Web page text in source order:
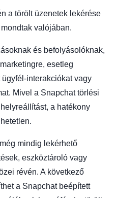
a törölt üzenetek lekérése
valójában.
és befolyásolóknak,
esetleg
interakciókat vagy
Mivel a Snapchat törlési
a hatékony
mindig lekérhető
eszköztároló vagy
révén. A következő
a Snapchat beépített